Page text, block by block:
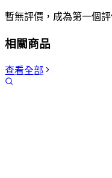
暫無評價，成為第一個評
相關商品
查看全部